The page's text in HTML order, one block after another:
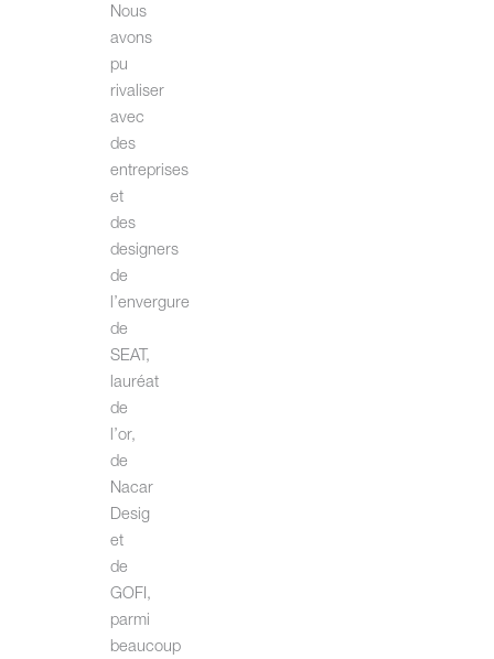
Nous
avons
pu
rivaliser
avec
des
entreprises
et
des
designers
de
l’envergure
de
SEAT,
lauréat
de
l’or,
de
Nacar
Desig
et
de
GOFI,
parmi
beaucoup